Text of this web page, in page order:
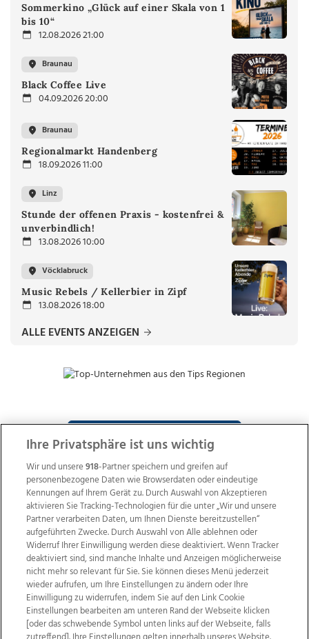
Sommerkino „Glück auf einer Skala von 1
bis 10“
12.08.2026 21:00
Braunau
Black Coffee Live
04.09.2026 20:00
Braunau
Regionalmarkt Handenberg
18.09.2026 11:00
Linz
Stunde der offenen Praxis - kostenfrei &
unverbindlich!
13.08.2026 10:00
Vöcklabruck
Music Rebels / Kellerbier in Zipf
13.08.2026 18:00
ALLE EVENTS ANZEIGEN
ZUR NACHRICHTENÜBERSICHT
Wir über uns Mediadaten Kontakt
Jobs
Datenschutz
Impressum
AGB Anzeigekunden
Ihre Privatsphäre ist uns wichtig
Wir und unsere918-Partner speichern und greifen auf
personenbezogene Daten wie Browserdaten oder eindeutige
Kennungen auf Ihrem Gerät zu. Durch Auswahl von Akzeptieren
aktivieren Sie Tracking-Technologien für die unter „Wir und unsere
Partner verarbeiten Daten, um Ihnen Dienste bereitzustellen“
aufgeführten Zwecke. Durch Auswahl von Alle ablehnen oder
Widerruf Ihrer Einwilligung werden diese deaktiviert. Wenn Tracker
deaktiviert sind, sind manche Inhalte und Anzeigen möglicherweise
nicht mehr so relevant für Sie. Sie können dieses Menü jederzeit
wieder aufrufen, um Ihre Einstellungen zu ändern oder Ihre
Einwilligung zu widerrufen, indem Sie auf den Link Cookie
Einstellungen bearbeiten am unteren Rand der Webseite klicken
[oder das schwebende Symbol unten links auf der Webseite, falls